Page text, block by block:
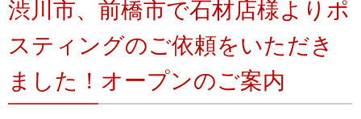
渋川市、前橋市で石材店様よりポ
スティングのご依頼をいただき
ました！オープンのご案内